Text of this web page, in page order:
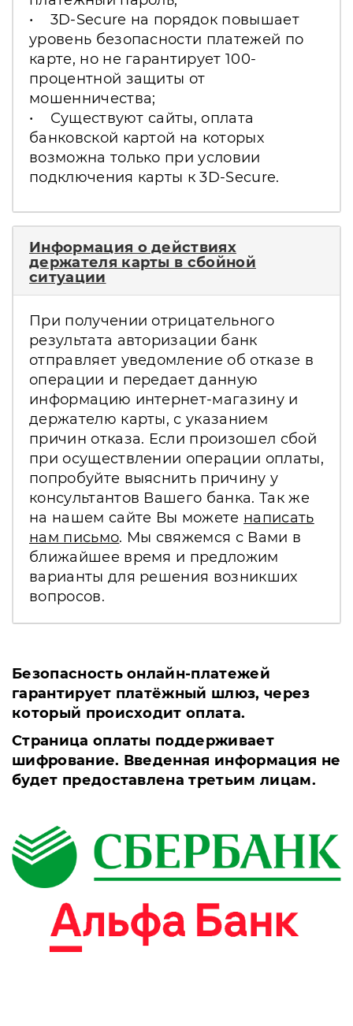
• 3D-Secure на порядок повышает
уровень безопасности платежей по
карте, но не гарантирует 100-
процентной защиты от
мошенничества;
• Существуют сайты, оплата
банковской картой на которых
возможна только при условии
подключения карты к 3D-Secure.
Информация о действиях
держателя карты в сбойной
ситуации
При получении отрицательного
результата авторизации банк
отправляет уведомление об отказе в
операции и передает данную
информацию интернет-магазину и
держателю карты, с указанием
причин отказа. Если произошел сбой
при осуществлении операции оплаты,
попробуйте выяснить причину у
консультантов Вашего банка. Так же
на нашем сайте Вы можете написать
нам письмо. Мы свяжемся с Вами в
ближайшее время и предложим
варианты для решения возникших
вопросов.
Безопасность онлайн-платежей
гарантирует платёжный шлюз, через
который происходит оплата.
Страница оплаты поддерживает
шифрование. Введенная информация не
будет предоставлена третьим лицам.